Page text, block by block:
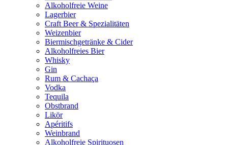
Alkoholfreie Weine
Lagerbier
Craft Beer & Spezialitäten
Weizenbier
Biermischgetränke & Cider
Alkoholfreies Bier
Whisky
Gin
Rum & Cachaça
Vodka
Tequila
Obstbrand
Likör
Apéritifs
Weinbrand
Alkoholfreie Spirituosen